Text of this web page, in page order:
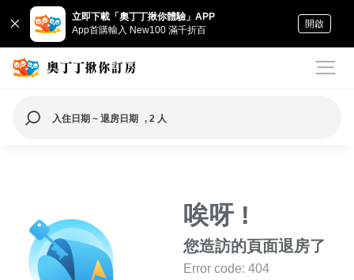
立即下載「奧丁丁揪你體驗」APP
App首購輸入 New100 滿千折百
開啟
入住日期 ~ 退房日期 , 2 人
唉呀 !
您造訪的頁面退房了
Error code: 404